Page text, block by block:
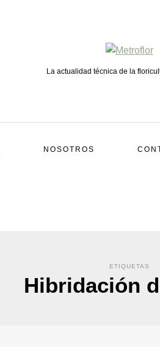
La actualidad técnica de la
NOSOTROS
ETIQUETAS
Hibridación